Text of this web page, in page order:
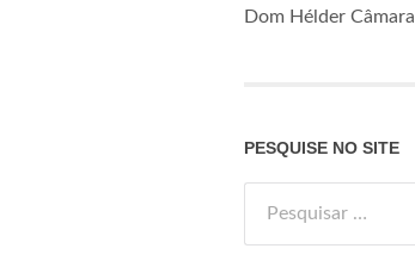
Dom Hélder Câmara
PESQUISE NO SITE
por: